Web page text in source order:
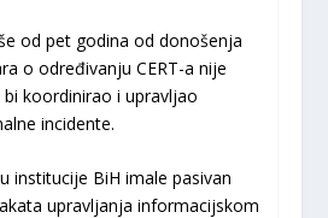
od pet godina od donošenja
o određivanju CERT-a nije
koordinirao i upravljao
incidente.
institucije BiH imale pasivan
upravljanja informacijskom